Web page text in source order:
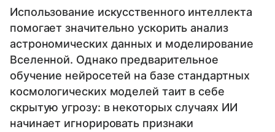
Использование искусственного интеллекта
помогает значительно ускорить анализ
астрономических данных и моделирование
Вселенной. Однако предварительное
обучение нейросетей на базе стандартных
космологических моделей таит в себе
скрытую угрозу: в некоторых случаях ИИ
начинает игнорировать признаки